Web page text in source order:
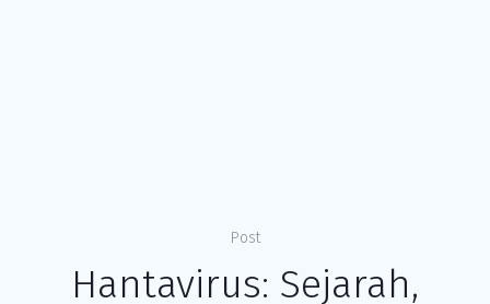
Post
Hantavirus: Sejarah,